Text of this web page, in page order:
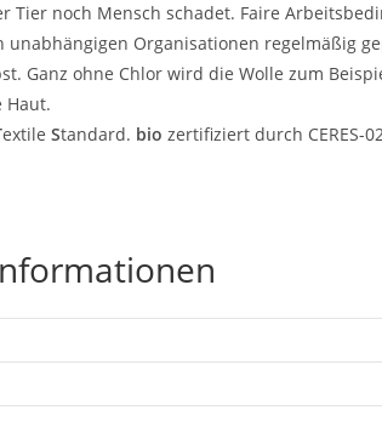
Tier noch Mensch schadet. Faire
unabhängigen Organisationen regelmäßig
Ganz ohne Chlor wird die Wolle zum
Haut.
extile Standard. bio zertifiziert durch CERES-